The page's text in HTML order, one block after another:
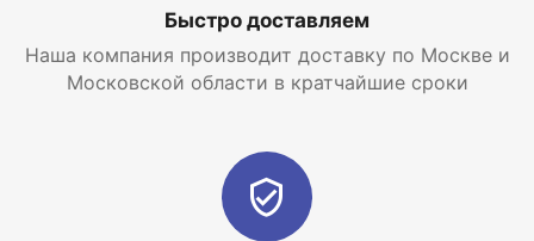
утолщенные швы. Каждое соединение проверяется
в рентгенографической лаборатории завода
«Рифар». Это позволяет просканировать и
продажу бракованной продукции.
В комплектацию радиатора с нижним
Быстро доставляем
Наша компания производит доставку по Москве и
Московской области в кратчайшие сроки